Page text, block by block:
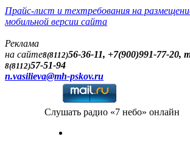
Прайс-лист и техтребования на
мобильной версии сайта
Реклама
на сайте8(8112)56-36-11, +7(900)991-77-20,
8(8112)57-51-94
n.vasilieva@mh-pskov.ru
Слушать радио «7 небо» онлайн